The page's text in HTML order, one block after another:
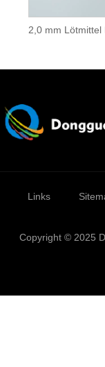
Links
Copyright © 2025